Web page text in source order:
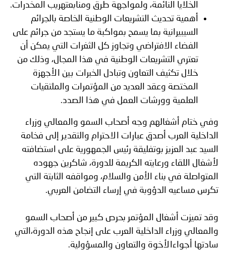
الخلايا النائمة، ولمواجهة طرق ومنابعتهريب المخدرات.
أهمية تحديث التشريعات الوطنية الخاصة بالجرائم
السيبيرانية بما يسمح بمواكبة ما يستجد من جرائم على
الفضاء الافتراضي وتجاوز كل الثغرات التي يمكن أن
تعتري التشريعات الوطنية في هذا المجال، وذلك من
خلال تكثيف التعاون وتبادل الخبرات بين الأجهزة
المختصة وعقد العديد من المؤتمرات والملتقيات
العلمية وورشات العمل في هذا الصدد.
وفي ختام أشغالهم وجه أصحاب السمو والمعالي وزراء
الداخلية العرب أصدق عبارات الاحترام والتقدير إلى فخامة
السيد عبد العزيز بوتفليقة رئيس الجمهورية على استضافته
لأشغال اللقاء ورعايته الكريمة للدورة، شاكرين جهوده
المتواصلة في بناء الأمن والسلام، ومواقفه الثابتة التي
تكرس مساعيه الدؤوبة في إرساء التضامن العربي.
وقد تميزت أشغال المؤتمر بحرص كبير من أصحاب السمو
والمعالي وزراء الداخلية العرب على إنجاح هذه الدورة،التي
سادتها أجواءالأخوة والتعاون والمسؤولية.